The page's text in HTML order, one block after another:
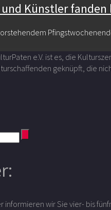
Künstler
e.V. ist es, die
geknüpft, die
informieren wir Sie vier- bis